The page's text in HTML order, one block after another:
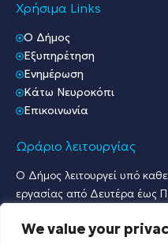
We value your
Χρήσιμα Links
O Δήμος
Εξυπηρέτηση
Ενημέρωση
Κάτω Νευροκόπι
Επικοινωνία
Ωράριο λειτουργίας
Ο Δήμος λειτουργεί υπό
εργασίας από Δευτέρα έως
Γραφείο Πρωτοκόλλου &